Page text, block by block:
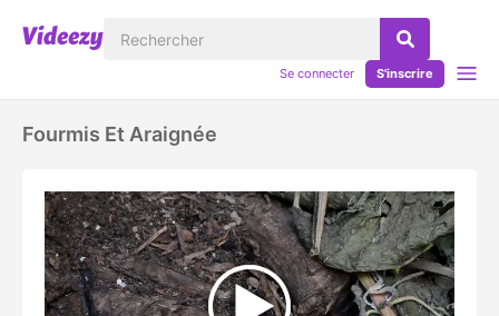
Se connecter S'inscrire
Fourmis Et Araignée